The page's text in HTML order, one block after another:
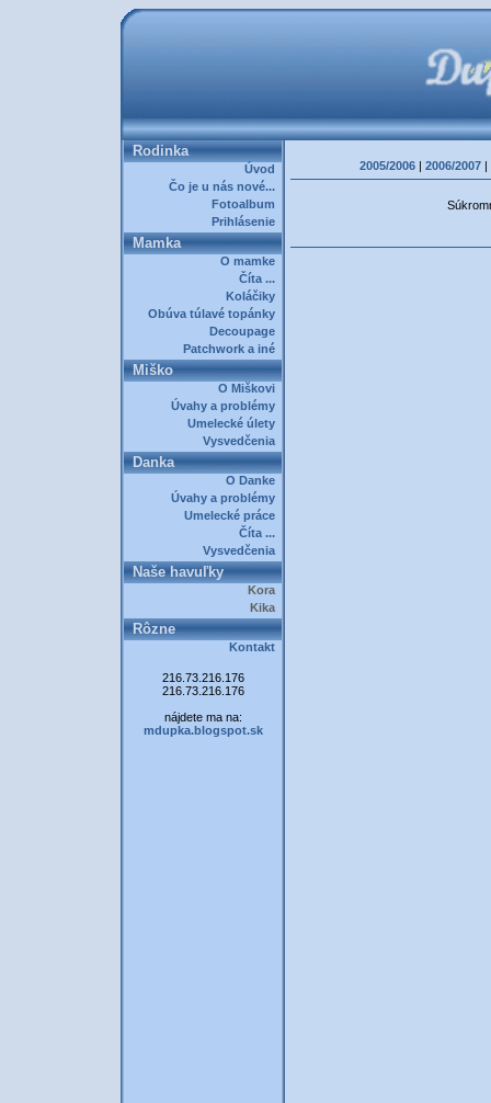
Rodinka
Úvod
Čo je u nás nové...
Fotoalbum
Prihlásenie
Mamka
O mamke
Číta ...
Koláčiky
Obúva túlavé topánky
Decoupage
Patchwork a iné
Miško
O Miškovi
Úvahy a problémy
Umelecké úlety
Vysvedčenia
Danka
O Danke
Úvahy a problémy
Umelecké práce
Číta ...
Vysvedčenia
Naše havuľky
Kora
Kika
Rôzne
Kontakt
216.73.216.176
216.73.216.176
nájdete ma na:
mdupka.blogspot.sk
2005/2006 | 2006/2007 |